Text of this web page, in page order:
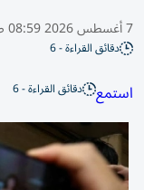
7 أغسطس 2026 08:59 صباحًا
دقائق القراءة - 6
استمع دقائق القراءة - 6